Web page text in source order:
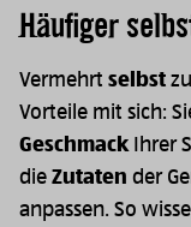
Häufiger
Vermehrt selbst zu
Vorteile mit sich:
GeschmackIhrer
die Zutaten der
anpassen. So